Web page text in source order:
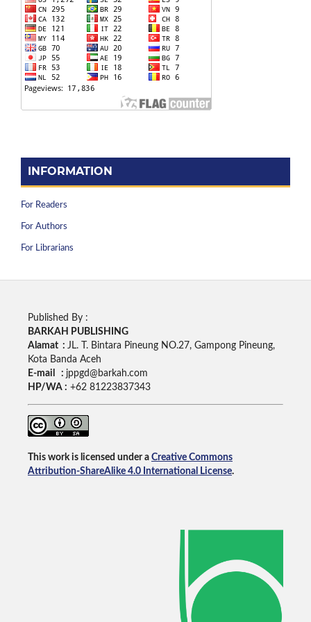
INFORMATION
For Readers
For Authors
For Librarians
Published By :
BARKAH PUBLISHING
Alamat : JL. T. Bintara Pineung NO.27, Gampong Pineung,
Kota Banda Aceh
E-mail : jppgd@barkah.com
HP/WA : +62 81223837343
This work is licensed under a Creative Commons
Attribution-ShareAlike 4.0 International License.